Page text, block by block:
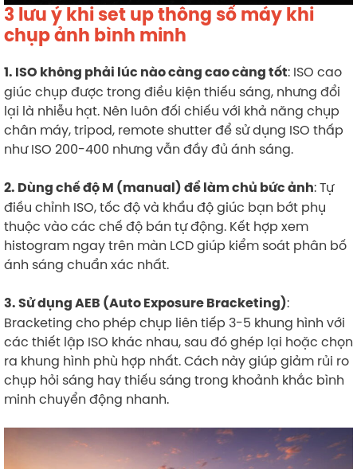
3 lưu ý khi set up thông số máy khi
chụp ảnh bình minh
1. ISO không phải lúc nào càng cao càng tốt: ISO cao
giúc chụp được trong điều kiện thiếu sáng, nhưng đổi
lại là nhiễu hạt. Nên luôn đối chiếu với khả năng chụp
chân máy, tripod, remote shutter để sử dụng ISO thấp
như ISO 200-400 nhưng vẫn đầy đủ ánh sáng.
2. Dùng chế độ M (manual) để làm chủ bức ảnh: Tự
điều chỉnh ISO, tốc độ và khẩu độ giúc bạn bớt phụ
thuộc vào các chế độ bán tự động. Kết hợp xem
histogram ngay trên màn LCD giúp kiểm soát phân bố
ánh sáng chuẩn xác nhất.
3. Sử dụng AEB (Auto Exposure Bracketing):
Bracketing cho phép chụp liên tiếp 3-5 khung hình với
các thiết lập ISO khác nhau, sau đó ghép lại hoặc chọn
ra khung hình phù hợp nhất. Cách này giúp giảm rủi ro
chụp hỏi sáng hay thiếu sáng trong khoảnh khắc bình
minh chuyển động nhanh.